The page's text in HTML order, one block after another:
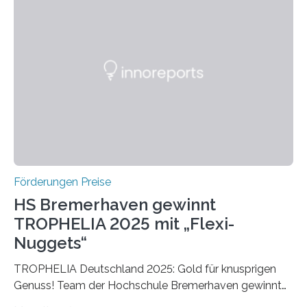
Foundation, des BIAL Award in Biomedicine ist in
Förderungen Preise
HS Bremerhaven gewinnt
TROPHELIA 2025 mit „Flexi-
Nuggets“
TROPHELIA Deutschland 2025: Gold für knusprigen
Genuss! Team der Hochschule Bremerhaven gewinnt